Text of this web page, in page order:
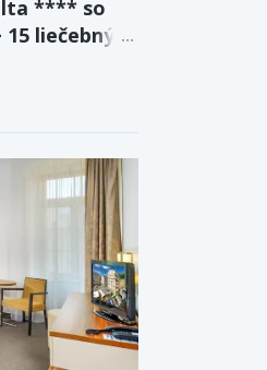
**** so
liečebných